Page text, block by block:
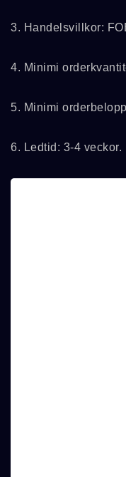
3. Handelsvillkor:
4. Minimi
5. Minimi
6. Ledtid: 3-4 veckor.